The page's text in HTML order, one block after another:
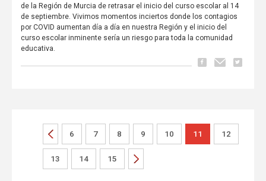
de la Región de Murcia de retrasar el inicio del curso escolar al 14
de septiembre. Vivimos momentos inciertos donde los contagios
por COVID aumentan día a día en nuestra Región y el inicio del
curso escolar inminente sería un riesgo para toda la comunidad
educativa.
6 7 8 9 10 11 12
13 14 15